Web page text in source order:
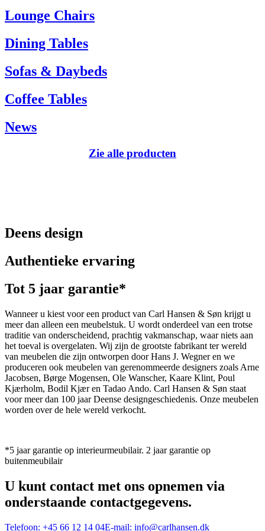
Tel.: +45 66 12 14 04
info@carlhansen.dk
Lounge Chairs
Dining Tables
Sofas & Daybeds
Coffee Tables
News
Zie alle producten
Deens design
Authentieke ervaring
Tot 5 jaar garantie*
Wanneer u kiest voor een product van Carl Hansen & Søn krijgt u
meer dan alleen een meubelstuk. U wordt onderdeel van een trotse
traditie van onderscheidend, prachtig vakmanschap, waar niets aan
het toeval is overgelaten. Wij zijn de grootste fabrikant ter wereld
van meubelen die zijn ontworpen door Hans J. Wegner en we
produceren ook meubelen van gerenommeerde designers zoals Arne
Jacobsen, Børge Mogensen, Ole Wanscher, Kaare Klint, Poul
Kjærholm, Bodil Kjær en Tadao Ando. Carl Hansen & Søn staat
voor meer dan 100 jaar Deense designgeschiedenis. Onze meubelen
worden over de hele wereld verkocht.
*5 jaar garantie op interieurmeubilair. 2 jaar garantie op
buitenmeubilair
U kunt contact met ons opnemen via
onderstaande contactgegevens.
Telefoon: +45 66 12 14 04E-mail: info@carlhansen.dk